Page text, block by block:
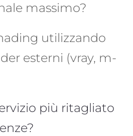
massimo?
utilizzando
esterni (vray, m-
più ritagliato